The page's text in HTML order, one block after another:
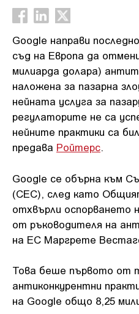
Google направи
съд на Европа да
милиарда долара)
наложена за пазарна
нейната услуга за
регулаторите не са
нейните практики са
предава Ройтерс.
Google се обърна към
(СЕС), след като
отхвърли оспорването
от ръководителя на
на ЕС Маргрете
Това беше първото от
антиконкурентни
на Google общо 8,25